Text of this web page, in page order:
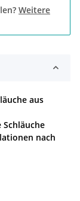
Weitere
aus
nach